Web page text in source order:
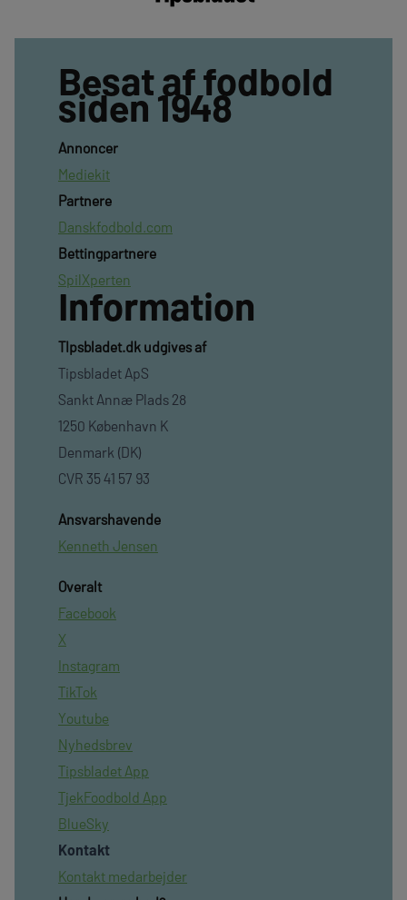
Besat af fodbold
siden 1948
Annoncer
Mediekit
Partnere
Danskfodbold.com
Bettingpartnere
SpilXperten
Information
TIpsbladet.dk udgives af
Tipsbladet ApS
Sankt Annæ Plads 28
1250 København K
Denmark (DK)
CVR 35 41 57 93
Ansvarshavende
Kenneth Jensen
Overalt
Facebook
X
Instagram
TikTok
Youtube
Nyhedsbrev
Tipsbladet App
TjekFoodbold App
BlueSky
Kontakt
Kontakt medarbejder